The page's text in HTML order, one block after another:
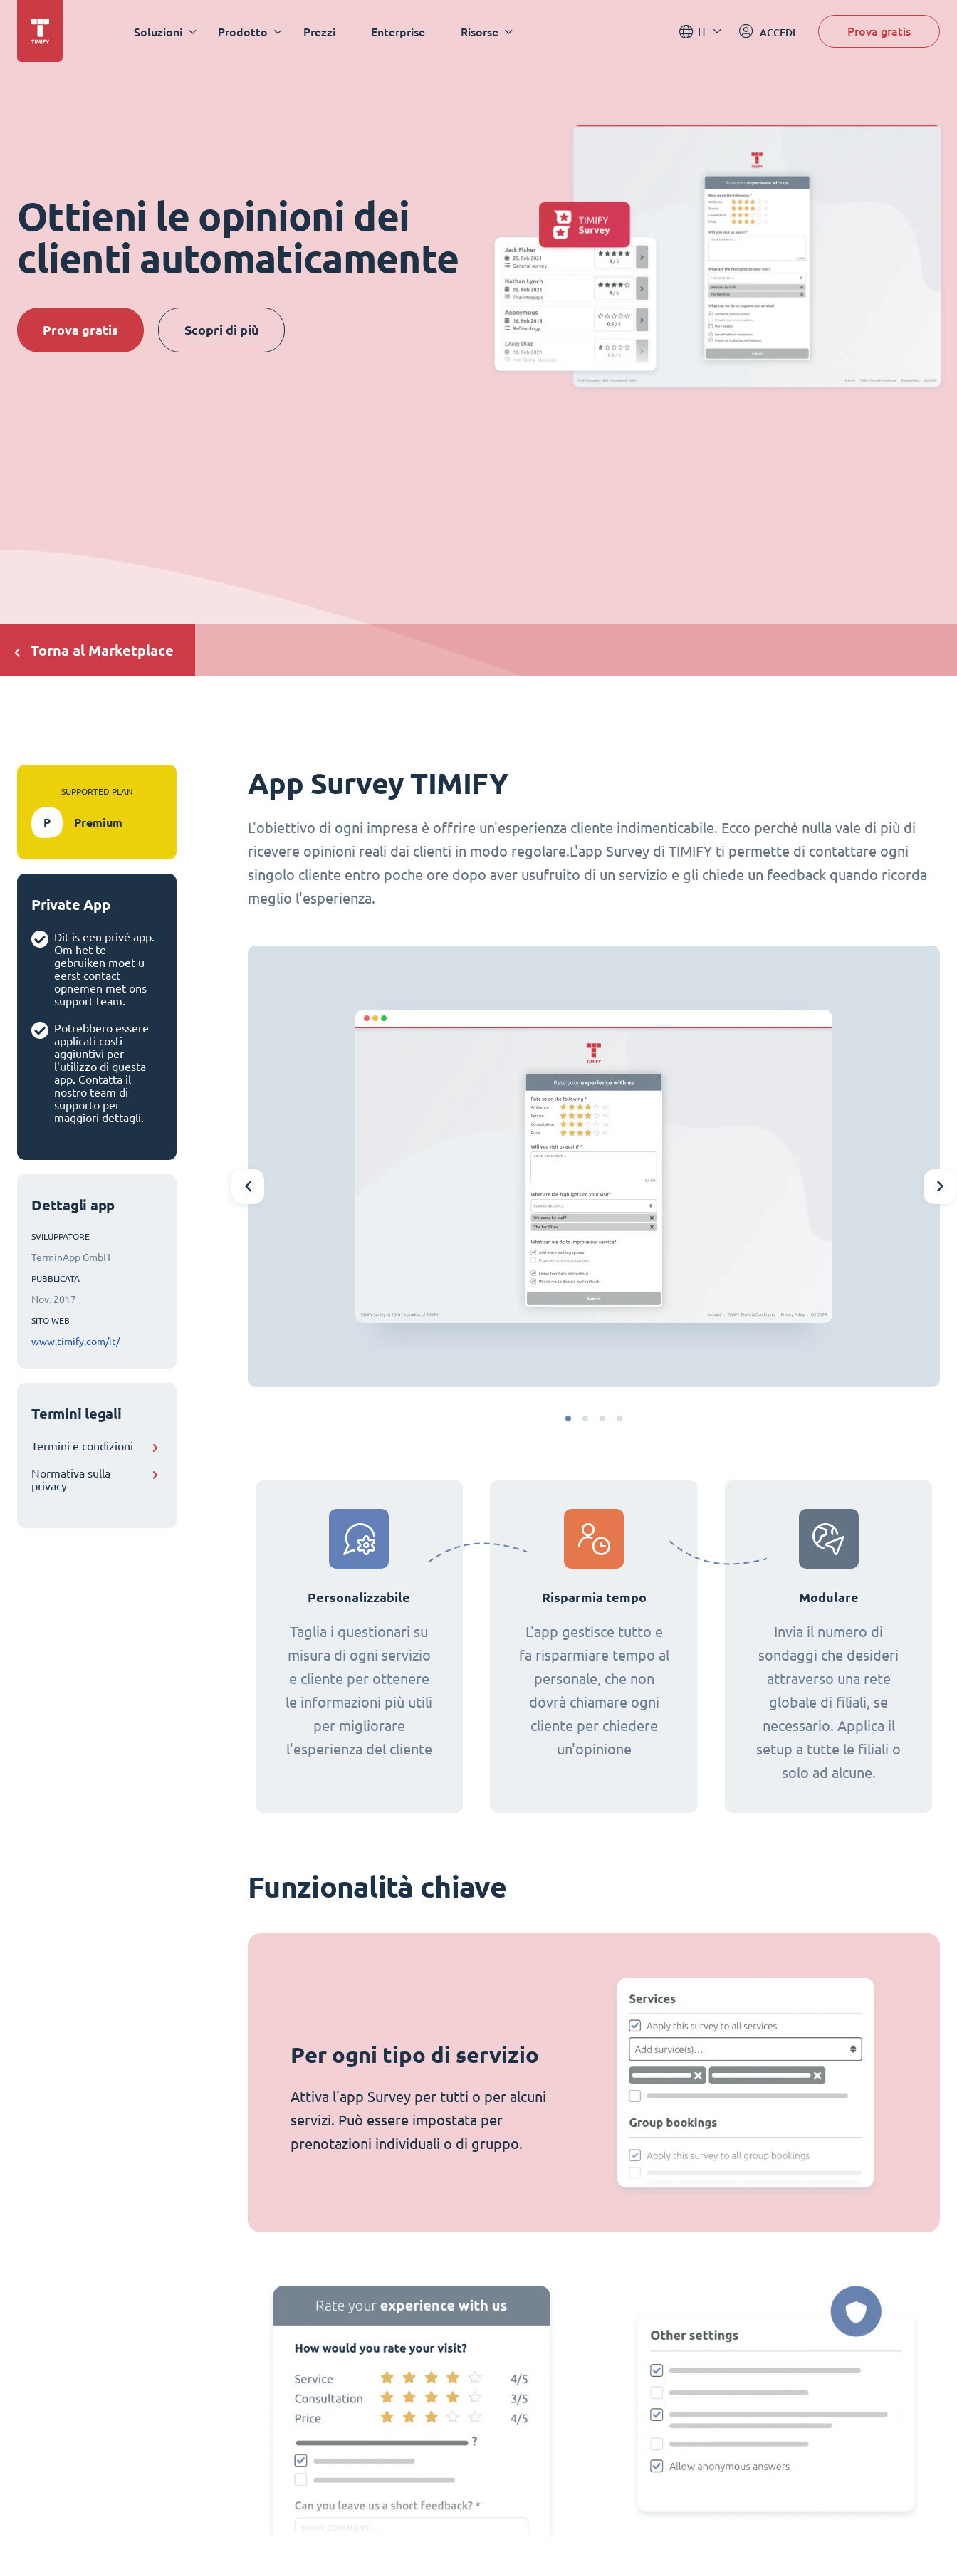
Soluzioni Prodotto Prezzi Enterprise Risorse IT ACCEDI Prova gratis
Ottieni le opinioni dei
clienti automaticamente
Prova gratis Scopri di più
Torna al Marketplace
SUPPORTED PLAN
P Premium
Private App
Dit is een privé app.
Om het te
gebruiken moet u
eerst contact
opnemen met ons
support team.
Potrebbero essere
applicati costi
aggiuntivi per
l'utilizzo di questa
app. Contatta il
nostro team di
supporto per
maggiori dettagli.
Dettagli app
SVILUPPATORE
TerminApp GmbH
PUBBLICATA
Nov. 2017
SITO WEB
www.timify.com/it/
Termini legali
Termini e condizioni
Normativa sulla
privacy
App Survey TIMIFY
L'obiettivo di ogni impresa è offrire un'esperienza cliente indimenticabile. Ecco perché nulla vale di più di
ricevere opinioni reali dai clienti in modo regolare.L'app Survey di TIMIFY ti permette di contattare ogni
singolo cliente entro poche ore dopo aver usufruito di un servizio e gli chiede un feedback quando ricorda
meglio l'esperienza.
Personalizzabile
Taglia i questionari su
misura di ogni servizio
e cliente per ottenere
le informazioni più utili
per migliorare
l'esperienza del cliente
Risparmia tempo
L'app gestisce tutto e
fa risparmiare tempo al
personale, che non
dovrà chiamare ogni
cliente per chiedere
un'opinione
Modulare
Invia il numero di
sondaggi che desideri
attraverso una rete
globale di filiali, se
necessario. Applica il
setup a tutte le filiali o
solo ad alcune.
Funzionalità chiave
Per ogni tipo di servizio
Attiva l'app Survey per tutti o per alcuni
servizi. Può essere impostata per
prenotazioni individuali o di gruppo.